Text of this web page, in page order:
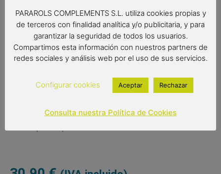
complemento para hombre de gran calidad y resistencia.
Paraguas de la reconocida marca Cacharel con varillas
antiviento y tejido extraresistente al agua.
Complemento de moda
Paraguas antiviento
Color del producto: verde caqui
Diámetro: 106 cm
PARAROLS COMPLEMENTS S.L. utiliza cookies propias y
de terceros con finalidad analítica y/o publicitaria, y para
garantizar la seguridad de todos los usuarios.
Compartimos esta información con nuestros partners de
redes sociales y análisis web por el uso de sus servicios.
Configurar cookies Aceptar Rechazar
Consulta nuestra Política de Cookies